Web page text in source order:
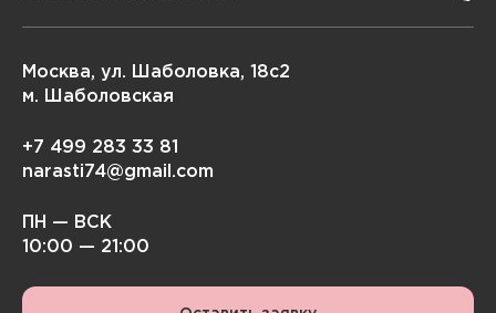
Москва, ул. Шаболовка, 18с2
м. Шаболовская
+7 499 283 33 81
narasti74@gmail.com
ПН — ВСК
10:00 — 21:00